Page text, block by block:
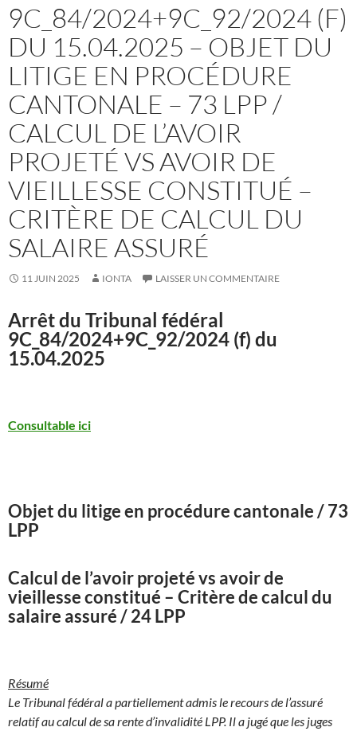
9C_84/2024+9C_92/2024 (F)
DU 15.04.2025 – OBJET DU
LITIGE EN PROCÉDURE
CANTONALE – 73 LPP /
CALCUL DE L’AVOIR
PROJETÉ VS AVOIR DE
VIEILLESSE CONSTITUÉ –
CRITÈRE DE CALCUL DU
SALAIRE ASSURÉ
11 JUIN 2025 IONTA LAISSER UN COMMENTAIRE
Arrêt du Tribunal fédéral
9C_84/2024+9C_92/2024 (f) du
15.04.2025
Consultable ici
Objet du litige en procédure cantonale / 73
LPP
Calcul de l’avoir projeté vs avoir de
vieillesse constitué – Critère de calcul du
salaire assuré / 24 LPP
Résumé
Le Tribunal fédéral a partiellement admis le recours de l’assuré
relatif au calcul de sa rente d’invalidité LPP. Il a jugé que les juges